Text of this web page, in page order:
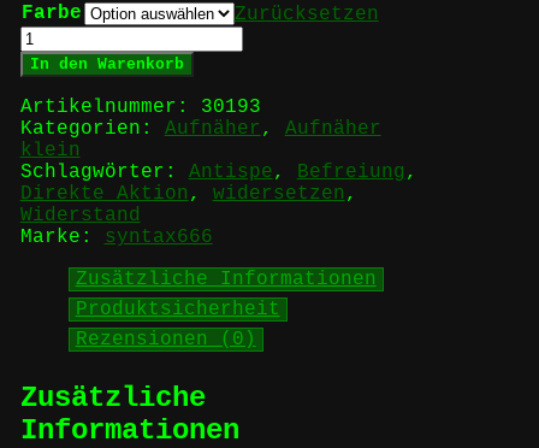
Farbe
Zurücksetzen
Direct
Action
-
Aufnäher
Menge
In den Warenkorb
Artikelnummer: 30193
Kategorien: Aufnäher , Aufnäher
klein
Schlagwörter: Antispe, Befreiung ,
Direkte Aktion , widersetzen ,
Widerstand
Marke: syntax666
Zusätzliche Informationen
Produktsicherheit
Rezensionen (0)
Zusätzliche
Informationen